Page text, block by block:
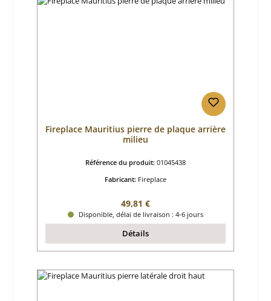
Fireplace Mauritius pierre de plaque arrière
milieu
Référence du produit: 01045438
Fabricant: Fireplace
Prix régulier :
49,81 €
Disponible, délai de livraison : 4-6 jours
Détails